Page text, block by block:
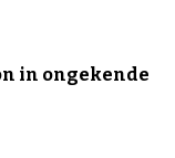
in ongekende